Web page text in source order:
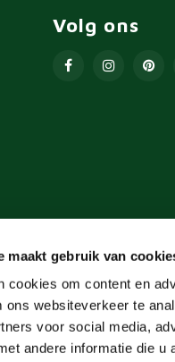
maakt gebruik van
cookies om content en
ons websiteverkeer te
voor social media,
andere informatie die
Volg ons